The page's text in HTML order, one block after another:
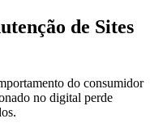
de Sites
do consumidor
no digital perde